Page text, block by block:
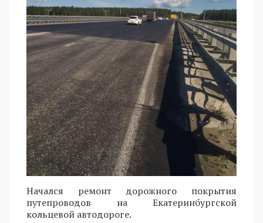
Начался ремонт дорожного покрытия
путепроводов на Екатеринбургской
кольцевой автодороге.